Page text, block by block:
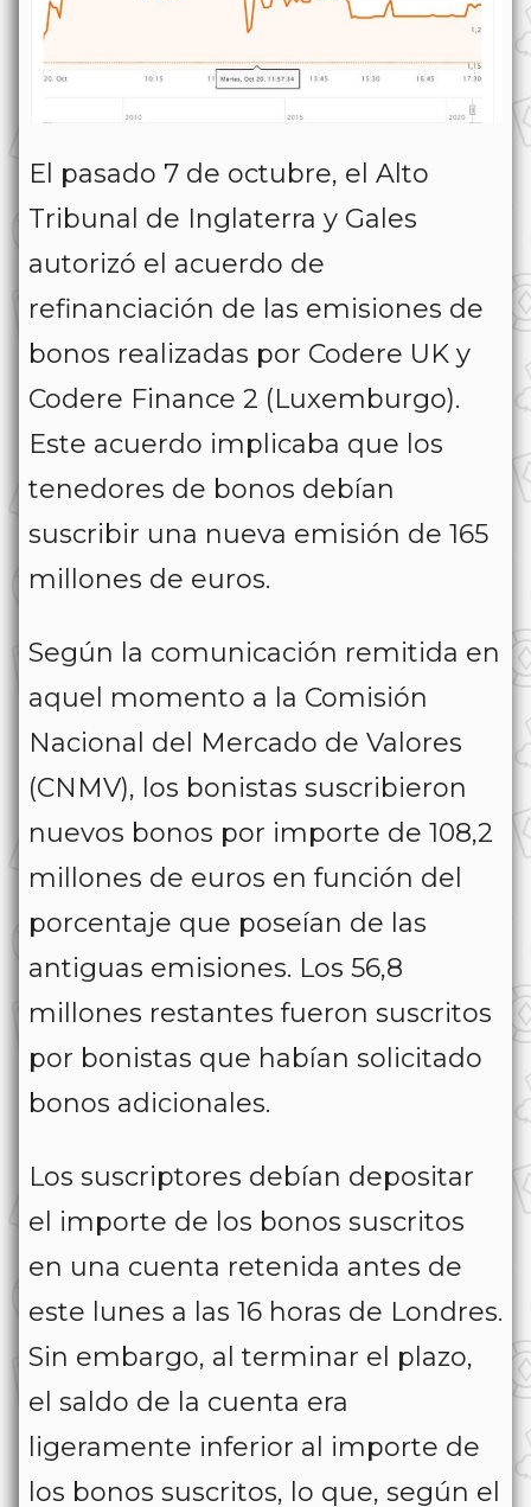
El pasado 7 de octubre, el Alto
Tribunal de Inglaterra y Gales
autorizó el acuerdo de
refinanciación de las emisiones de
bonos realizadas por Codere UK y
Codere Finance 2 (Luxemburgo).
Este acuerdo implicaba que los
tenedores de bonos debían
suscribir una nueva emisión de 165
millones de euros.
Según la comunicación remitida en
aquel momento a la Comisión
Nacional del Mercado de Valores
(CNMV), los bonistas suscribieron
nuevos bonos por importe de 108,2
millones de euros en función del
porcentaje que poseían de las
antiguas emisiones. Los 56,8
millones restantes fueron suscritos
por bonistas que habían solicitado
bonos adicionales.
Los suscriptores debían depositar
el importe de los bonos suscritos
en una cuenta retenida antes de
este lunes a las 16 horas de Londres.
Sin embargo, al terminar el plazo,
el saldo de la cuenta era
ligeramente inferior al importe de
los bonos suscritos, lo que, según el